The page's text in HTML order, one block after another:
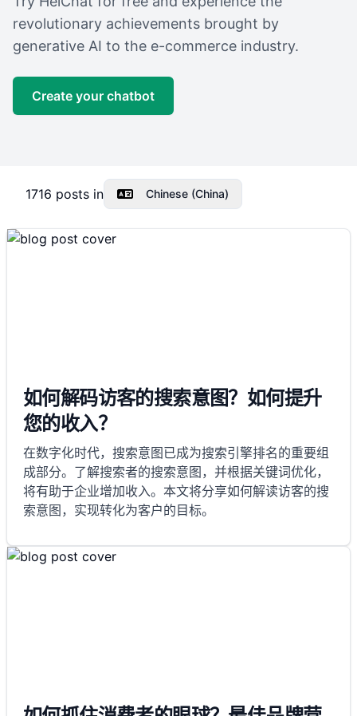
revolutionary achievements brought by
generative AI to the e-commerce industry.
Create your chatbot
1716 posts in Chinese (China)
如何解码访客的搜索意图？如何提升
您的收入？
在数字化时代，搜索意图已成为搜索引擎排名的重要组
成部分。了解搜索者的搜索意图，并根据关键词优化，
将有助于企业增加收入。本文将分享如何解读访客的搜
索意图，实现转化为客户的目标。